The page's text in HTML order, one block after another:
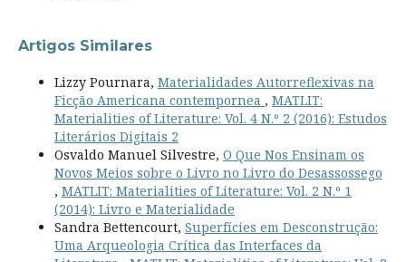
Artigos Similares
Lizzy Pournara, Materialidades Autorreflexivas na
Ficção Americana contempornea , MATLIT:
Materialities of Literature: Vol. 4 N.º 2 (2016): Estudos
Literários Digitais 2
Osvaldo Manuel Silvestre, O Que Nos Ensinam os
Novos Meios sobre o Livro no Livro do Desassossego
, MATLIT: Materialities of Literature: Vol. 2 N.º 1
(2014): Livro e Materialidade
Sandra Bettencourt, Superfícies em Desconstrução:
Uma Arqueologia Crítica das Interfaces da